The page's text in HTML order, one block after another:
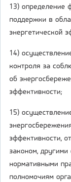
13) определение
поддержки в
энергетической
14)
контроля за
об
эффективности;
15)
эффективности,
законом,
нормативными
полномочиям